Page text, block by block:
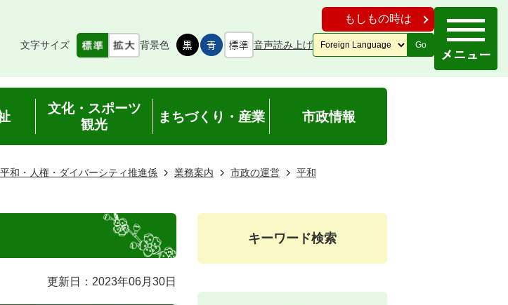
もしもの時は
文字サイズ 背景色 音声読み上げ Go
文化・スポーツ
観光
まちづくり・産業 市政情報
平和・人権・ダイバーシティ推進係 業務案内 市政の運営
平和
更新日：2023年06月30日
キーワード検索